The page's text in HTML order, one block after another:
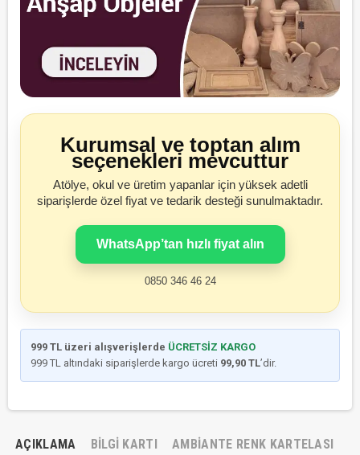
Kurumsal ve toptan alım
seçenekleri mevcuttur
Atölye, okul ve üretim yapanlar için yüksek adetli
siparişlerde özel fiyat ve tedarik desteği sunulmaktadır.
WhatsApp’tan hızlı fiyat alın
0850 346 46 24
999 TL üzeri alışverişlerde ÜCRETSİZ KARGO
999 TL altındaki siparişlerde kargo ücreti 99,90 TL’dir.
AÇIKLAMA BILGI KARTI
AMBIANTE RENK KARTELASI